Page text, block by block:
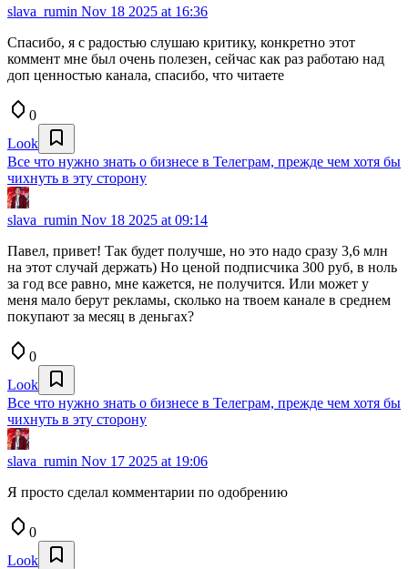
slava_rumin Nov 18 2025 at 16:36
Спасибо, я с радостью слушаю критику, конкретно этот
коммент мне был очень полезен, сейчас как раз работаю над
доп ценностью канала, спасибо, что читаете
0
Look
Все что нужно знать о бизнесе в Телеграм, прежде чем хотя бы
чихнуть в эту сторону
slava_rumin Nov 18 2025 at 09:14
Павел, привет! Так будет получше, но это надо сразу 3,6 млн
на этот случай держать) Но ценой подписчика 300 руб, в ноль
за год все равно, мне кажется, не получится. Или может у
меня мало берут рекламы, сколько на твоем канале в среднем
покупают за месяц в деньгах?
0
Look
Все что нужно знать о бизнесе в Телеграм, прежде чем хотя бы
чихнуть в эту сторону
slava_rumin Nov 17 2025 at 19:06
Я просто сделал комментарии по одобрению
0
Look